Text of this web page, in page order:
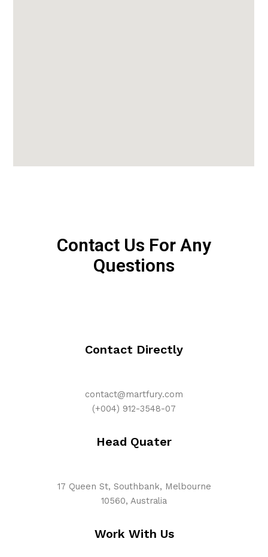
Contact Us For Any
Questions
Contact Directly
contact@martfury.com
(+004) 912-3548-07
Head Quater
17 Queen St, Southbank, Melbourne
10560, Australia
Work With Us